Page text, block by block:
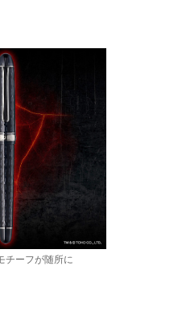
チーフが随所に